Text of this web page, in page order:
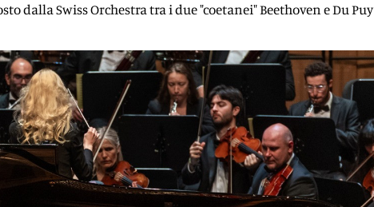
dalla Swiss Orchestra tra i due "coetanei" Beethoven e Du Puy